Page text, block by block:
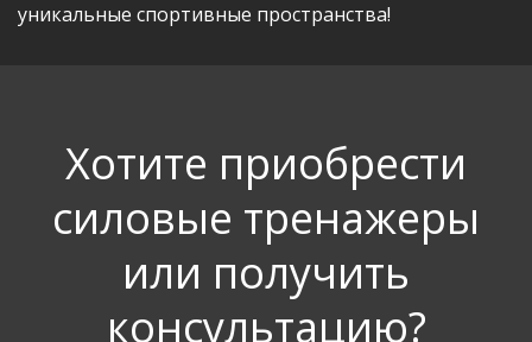
уникальные спортивные пространства!
Хотите приобрести
силовые тренажеры
или получить
консультацию?